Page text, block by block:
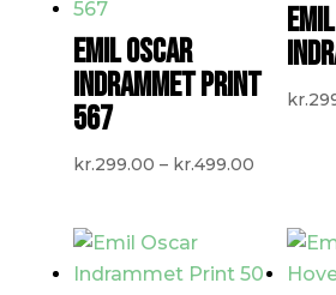
EMIL OSCAR
INDRAMMET PRINT
567
kr.299.00 – kr.499.00
kr.